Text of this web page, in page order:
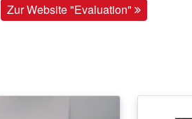
Zur Website "Evaluation"